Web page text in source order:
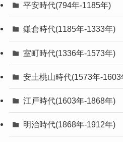
平安時代(794年-1185年)
鎌倉時代(1185年-1333年)
室町時代(1336年-1573年)
安土桃山時代(1573年-1603
江戸時代(1603年-1868年)
明治時代(1868年-1912年)